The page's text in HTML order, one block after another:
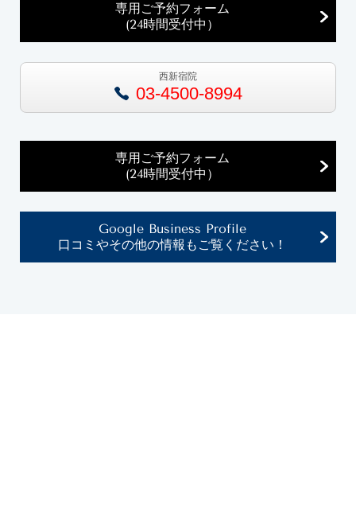
専用ご予約フォーム
(24時間受付中）
西新宿院
03-4500-8994
専用ご予約フォーム
(24時間受付中）
Google Business Profile
口コミやその他の情報もご覧ください！